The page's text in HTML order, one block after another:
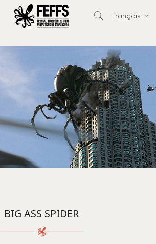
Français
BIG ASS SPIDER